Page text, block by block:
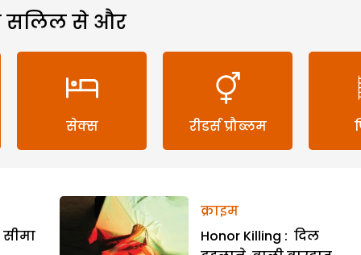
सलिल से और
सेक्स रीडर्स प्रौब्लम
सीमा
क्राइम
Honor Killing : दिल